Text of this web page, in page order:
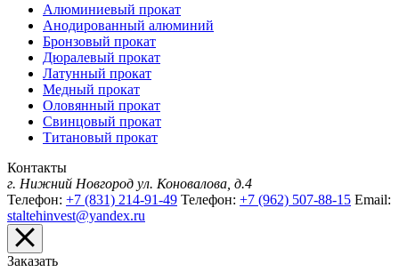
Алюминиевый прокат
Анодированный алюминий
Бронзовый прокат
Дюралевый прокат
Латунный прокат
Медный прокат
Оловянный прокат
Свинцовый прокат
Титановый прокат
Контакты
г. Нижний Новгород ул. Коновалова, д.4
Телефон: +7 (831) 214-91-49 Телефон: +7 (962) 507-88-15 Email:
staltehinvest@yandex.ru
Заказать